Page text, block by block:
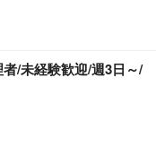
/未経験歓迎/週3日～/